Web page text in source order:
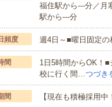
福住駅から---分／月
駅から---分
頻度 週4日～■曜日固定の
間
1日5時間からOK！■
校に行く間…つづき
間 【現在も積極採用